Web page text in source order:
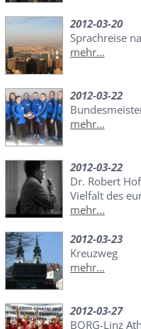
2012-03-20
Sprachreise
mehr...
2012-03-22
mehr...
2012-03-22
Dr. Robert
Vielfalt des
mehr...
2012-03-23
Kreuzweg
mehr...
2012-03-27
BORG-Linz